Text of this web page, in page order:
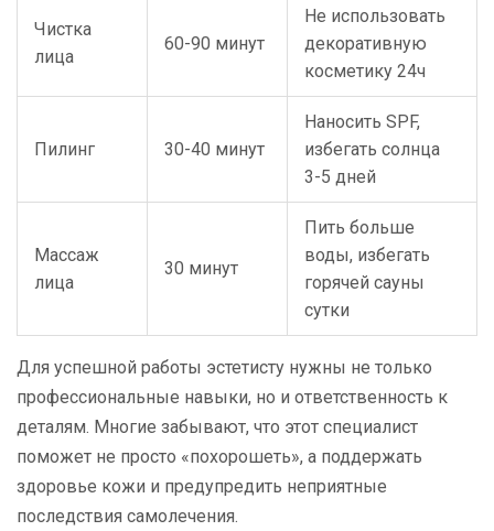
Чистка
лица
60-90 минут
Не использовать
декоративную
косметику 24ч
Пилинг 30-40 минут
Наносить SPF,
избегать солнца
3-5 дней
Массаж
лица
30 минут
Пить больше
воды, избегать
горячей сауны
сутки
Для успешной работы эстетисту нужны не только
профессиональные навыки, но и ответственность к
деталям. Многие забывают, что этот специалист
поможет не просто «похорошеть», а поддержать
здоровье кожи и предупредить неприятные
последствия самолечения.